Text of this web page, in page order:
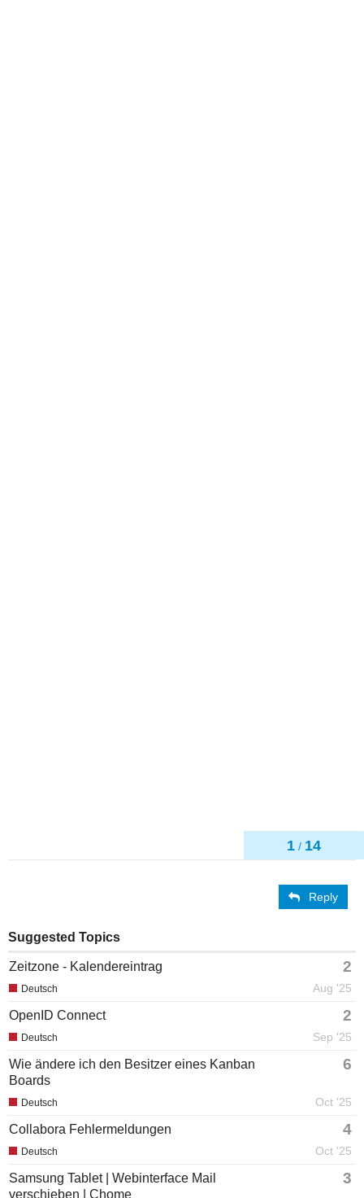
1 / 14
Reply
Suggested Topics
Zeitzone - Kalendereintrag 2
Aug '25
Deutsch
OpenID Connect 2
Sep '25
Deutsch
Wie ändere ich den Besitzer eines Kanban
Boards
6
Oct '25
Deutsch
Collabora Fehlermeldungen 4
Oct '25
Deutsch
Samsung Tablet | Webinterface Mail
verschieben | Chome
3